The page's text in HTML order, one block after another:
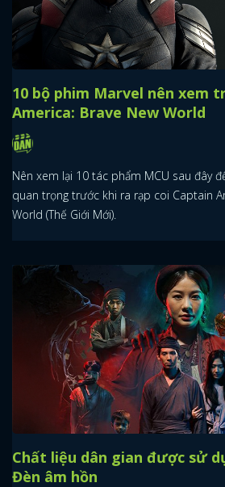
10 bộ phim Marvel nên xem
America: Brave New World
Nên xem lại 10 tác phẩm MCU sau đây
quan trọng trước khi ra rạp coi Captain
World (Thế Giới Mới).
Chất liệu dân gian được sử
Đèn âm hồn